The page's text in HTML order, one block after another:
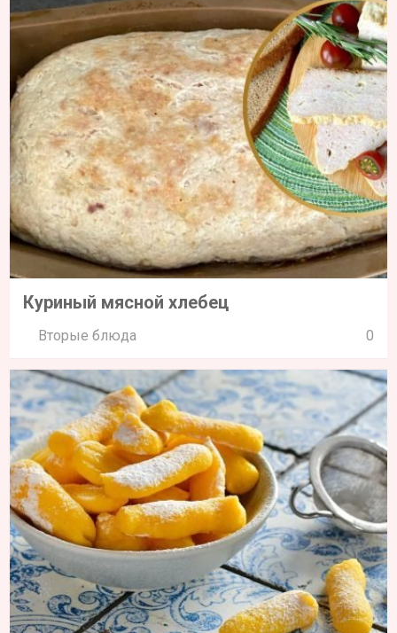
Куриный мясной хлебец
Вторые блюда 0